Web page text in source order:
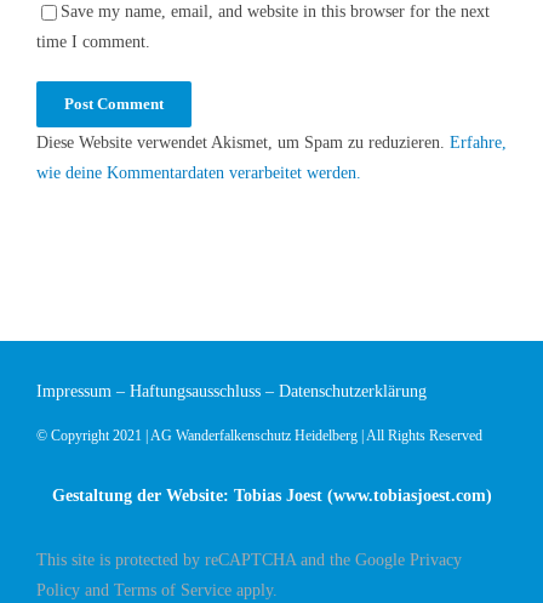
Save my name, email, and website in this browser for the next
time I comment.
Diese Website verwendet Akismet, um Spam zu reduzieren. Erfahre,
wie deine Kommentardaten verarbeitet werden.
Impressum – Haftungsausschluss – Datenschutzerklärung
© Copyright 2021 | AG Wanderfalkenschutz Heidelberg | All Rights Reserved
Gestaltung der Website: Tobias Joest (www.tobiasjoest.com)
This site is protected by reCAPTCHA and the Google Privacy
Policy and Terms of Service apply.